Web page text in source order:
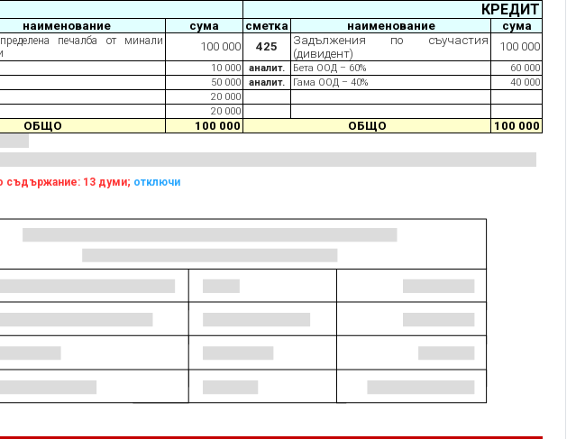
КРЕДИТ
наименование сума сметка наименование
сума
печалба от минали
100 000 425
Задължения по съучастия
(дивидент)
100 000
10 000 аналит. Бета ООД – 60%
60 000
50 000 аналит. Гама ООД – 40%
40 000
20 000
20 000
ОБЩО 100 000 ОБЩО 100 000
съдържание: 13 думи; отключи